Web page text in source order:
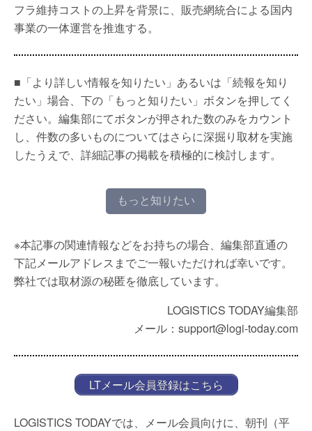
フラ維持コストの上昇を背景に、販売網統合による国内
事業の一体運営を推進する。
■「より詳しい情報を知りたい」あるいは「続報を知り
たい」場合、下の「もっと知りたい」ボタンを押してく
ださい。編集部にてボタンが押された数のみをカウント
し、件数の多いものについてはさらに深掘り取材を実施
したうえで、詳細記事の掲載を積極的に検討します。
もっと知りたい
※本記事の関連情報などをお持ちの場合、編集部直通の
下記メールアドレスまでご一報いただければ幸いです。
弊社では取材源の秘匿を徹底しています。
LOGISTICS TODAY編集部
メール：support@logi-today.com
LTメール会員登録はこちら
LOGISTICS TODAYでは、メール会員向けに、朝刊（平